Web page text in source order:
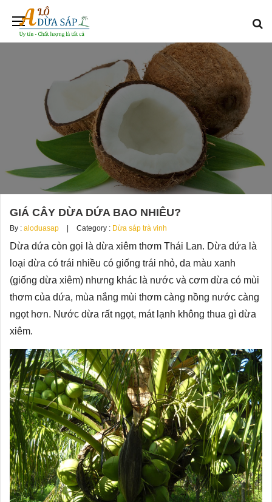
GIÁ CÂY DỪA DỨA BAO NHIÊU?
By : aloduasap Category : Dừa sáp trà vinh
Dừa dứa còn gọi là dừa xiêm thơm Thái Lan. Dừa dứa là
loại dừa có trái nhiều có giống trái nhỏ, da màu xanh
(giống dừa xiêm) nhưng khác là nước và cơm dừa có mùi
thơm của dứa, mùa nắng mùi thơm càng nồng nước càng
ngọt hơn. Nước dừa rất ngọt, mát lạnh không thua gì dừa
xiêm.